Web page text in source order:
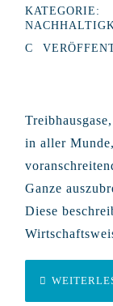
KATEGORIE:
in aller
Ganze
Diese